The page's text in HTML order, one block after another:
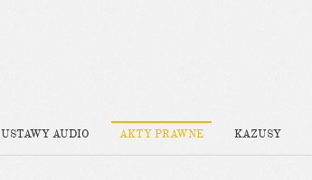
USTAWY AUDIO AKTY PRAWNE KAZUSY